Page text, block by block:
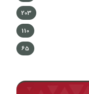
203
110
65